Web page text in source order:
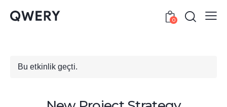
0
Bu etkinlik geçti.